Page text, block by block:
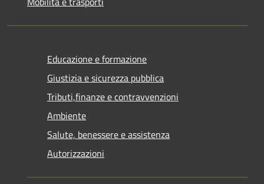
Educazione e formazione
Giustizia e sicurezza pubblica
Tributi,finanze e contravvenzioni
Ambiente
Salute, benessere e assistenza
Autorizzazioni